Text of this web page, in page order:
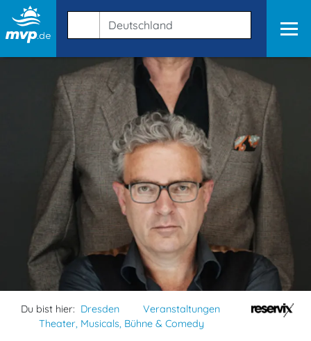
Du bist hier: Dresden
Veranstaltungen
Theater, Musicals, Bühne & Comedy